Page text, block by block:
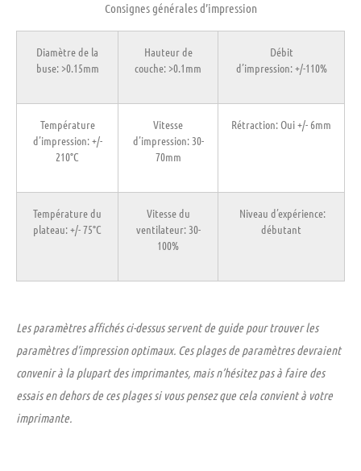
Consignes générales d’impression
Diamètre de la
buse:>0.15mm
Hauteur de
couche: >0.1mm
Débit
d’impression:+/-110%
Température
d’impression:+/-
210°C
Vitesse
d’impression: 30-
70mm
Rétraction: Oui +/- 6mm
Température du
plateau:+/- 75°C
Vitesse du
ventilateur: 30-
100%
Niveau d’expérience:
débutant
Les paramètres affichés ci-dessus servent de guide pour trouver les
paramètres d’impression optimaux. Ces plages de paramètres devraient
convenir à la plupart des imprimantes, mais n’hésitez pas à faire des
essais en dehors de ces plages si vous pensez que cela convient à votre
imprimante.